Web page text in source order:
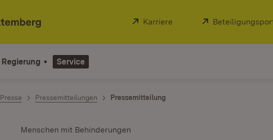
Extern:
Karriere (Öffnet in neuem Fenster)
Extern:
Regierung Service
Presse Pressemitteilungen Pressemitteilung
Menschen mit Behinderungen